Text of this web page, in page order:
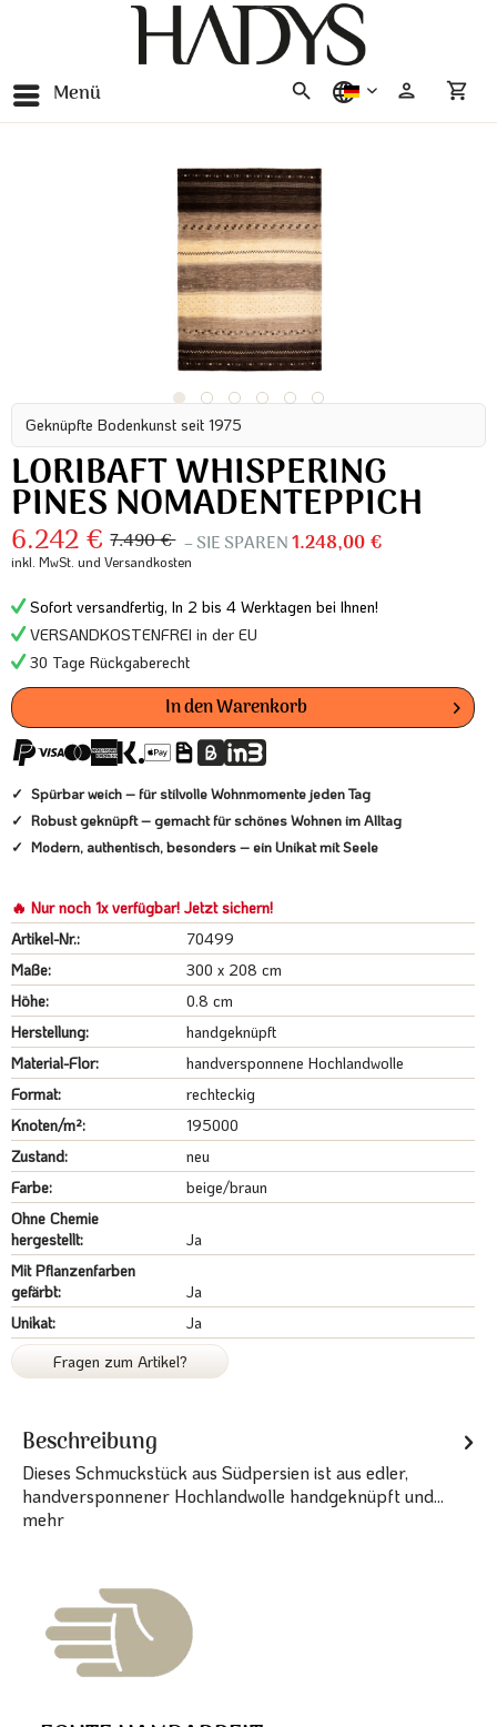
Menü deutsch
Geknüpfte Bodenkunst seit 1975
LORIBAFT WHISPERING
PINES NOMADENTEPPICH
6.242 € 7.490 € – SIE SPAREN1.248,00 €
inkl. MwSt. und Versandkosten
Sofort versandfertig, In 2 bis 4 Werktagen bei Ihnen!
VERSANDKOSTENFREI in der EU
30 Tage Rückgaberecht
In denWarenkorb
Spürbar weich – für stilvolle Wohnmomente jeden Tag
Robust geknüpft – gemacht für schönes Wohnen im Alltag
Modern, authentisch, besonders – ein Unikat mit Seele
🔥 Nur noch 1x verfügbar! Jetzt sichern!
Artikel-Nr.:
70499
Maße:
300 x 208 cm
Höhe:
0.8 cm
Herstellung:
handgeknüpft
Material-Flor:
handversponnene Hochlandwolle
Format:
rechteckig
Knoten/m²:
195000
Zustand:
neu
Farbe:
beige/braun
Ohne Chemie
hergestellt:
Ja
Mit Pflanzenfarben
gefärbt:
Ja
Unikat:
Ja
Fragen zum Artikel?
Beschreibung
Dieses Schmuckstück aus Südpersien ist aus edler,
handversponnener Hochlandwolle handgeknüpft und...
mehr